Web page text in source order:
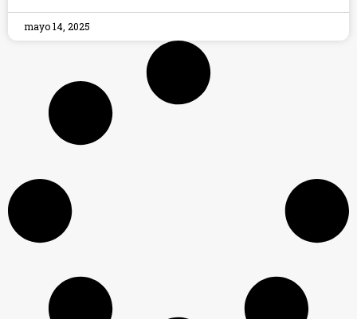
mayo 14, 2025